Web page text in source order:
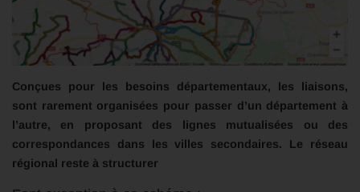
Conçues pour les besoins départementaux, les liaisons,
sont rarement organisées pour passer d’un département à
l’autre, en proposant des lignes mutualisées ou des
correspondances dans les villes secondaires. Le réseau
régional reste à structurer